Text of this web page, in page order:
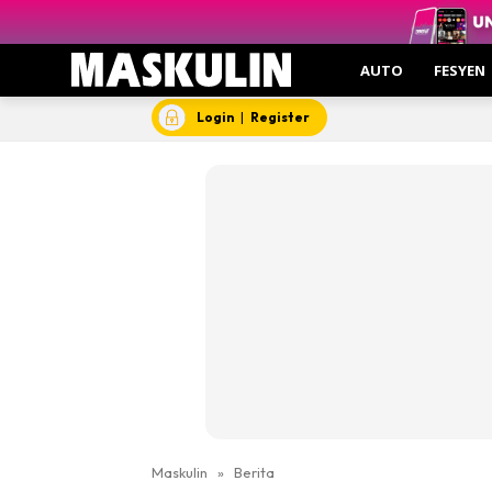
AUTO FESYEN
Login | Register
Maskulin » Berita